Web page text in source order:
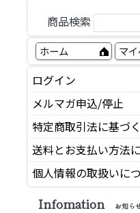
商品検索
ホーム マ
ログイン
メルマガ申込/停止
特定商取引法に基づ
送料とお支払い方法
個人情報の取扱いに
Infomation お知ら